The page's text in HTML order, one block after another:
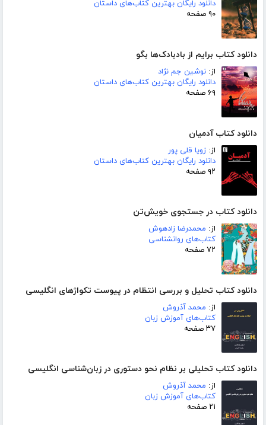
دانلود رایگان بهترین کتاب‌های داستان
۹۰ صفحه
دانلود کتاب برایم از بادبادک‌ها بگو
از: نوشین جم نژاد
دانلود رایگان بهترین کتاب‌های داستان
۶۹ صفحه
دانلود کتاب آدمیان
از: زویا قلی پور
دانلود رایگان بهترین کتاب‌های داستان
۹۲ صفحه
دانلود کتاب در جستجوی خویش‌تن
از: محمدرضا زادهوش
کتاب‌های روانشناسی
۷۲ صفحه
دانلود کتاب تحلیل و بررسی انتظام در پیوست تکواژهای انگلیسی
از: محمد آذروش
کتاب‌های آموزش زبان
۳۷ صفحه
دانلود کتاب تحلیلی بر نظام نحو دستوری در زبان‌شناسی انگلیسی
از: محمد آذروش
کتاب‌های آموزش زبان
۲۱ صفحه